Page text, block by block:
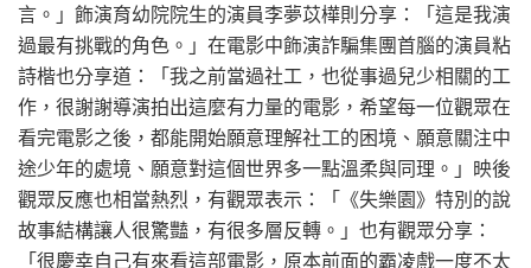
言。」飾演育幼院院生的演員李夢苡樺則分享：「這是我演
過最有挑戰的角色。」在電影中飾演詐騙集團首腦的演員粘
詩楷也分享道：「我之前當過社工，也從事過兒少相關的工
作，很謝謝導演拍出這麼有力量的電影，希望每一位觀眾在
看完電影之後，都能開始願意理解社工的困境、願意關注中
途少年的處境、願意對這個世界多一點溫柔與同理。」映後
觀眾反應也相當熱烈，有觀眾表示：「《失樂園》特別的說
故事結構讓人很驚豔，有很多層反轉。」也有觀眾分享：
「很慶幸自己有來看這部電影，原本前面的霸凌戲一度不太